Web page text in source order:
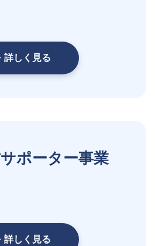
詳しく見る
ポーター事業
詳しく見る